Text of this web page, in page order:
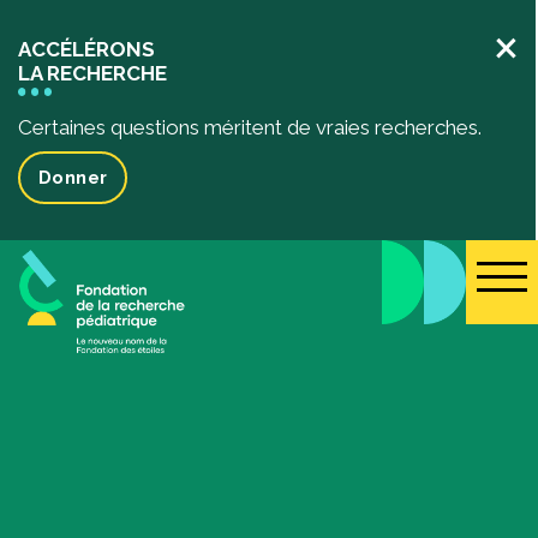
ACCÉLÉRONS
LA RECHERCHE
Certaines questions méritent de vraies recherches.
Donner
×
La recherche pédiatrique
Votre impact
L’impact de vos dons